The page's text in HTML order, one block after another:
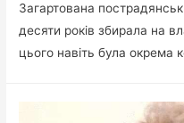
Загартована
десяти років збирала на
цього навіть була окрема